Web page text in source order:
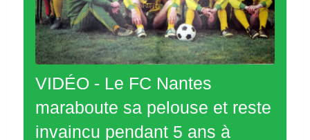
VIDÉO - Le FC Nantes
maraboute sa pelouse et reste
invaincu pendant 5 ans à